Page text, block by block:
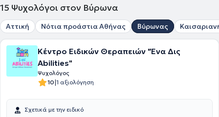
15 Ψυχολόγοι στον Βύρωνα
Αττική Νότια προάστια Αθήνας Βύρωνας
Κέντρο Ειδικών Θεραπειών "Ένα Δις
Abilities"
Ψυχολόγος
10|1 αξιολόγηση
Σχετικά με την ειδικό